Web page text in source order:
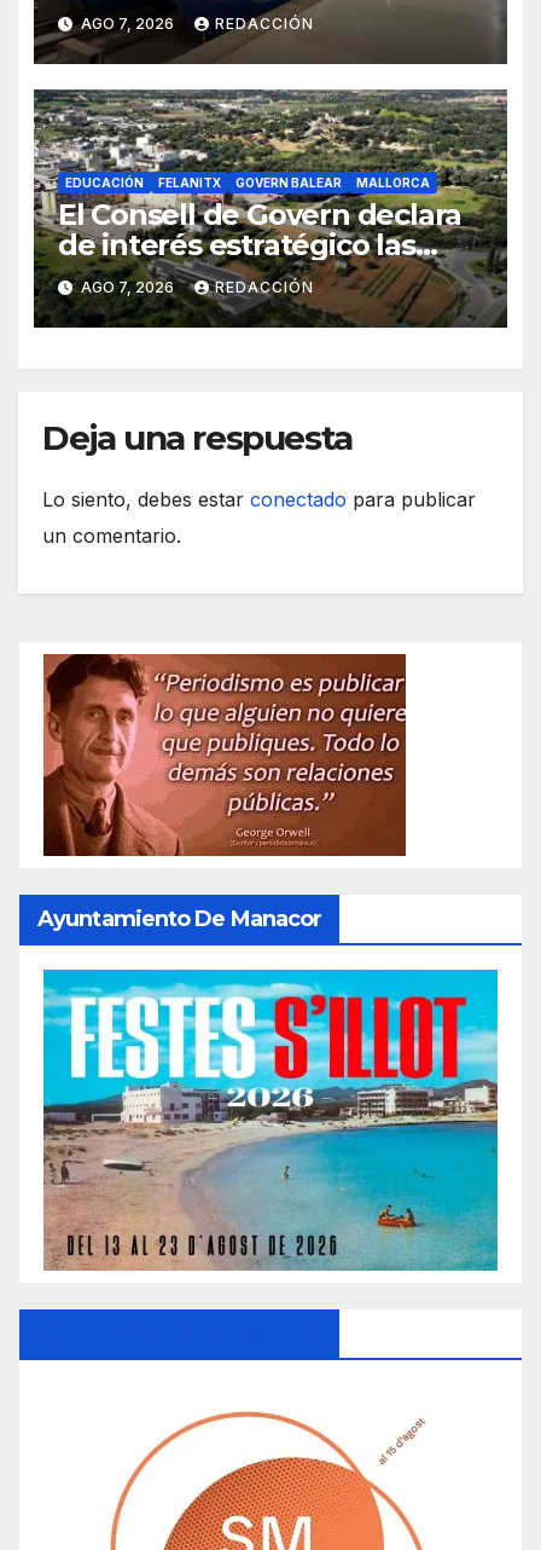
AGO 7, 2026 REDACCIÓN
EDUCACIÓN FELANITX GOVERN BALEAR MALLORCA
El Consell de Govern declara
de interés estratégico las
obras de acceso al nuevo
CEIP de Felanitx
AGO 7, 2026 REDACCIÓN
Deja una respuesta
Lo siento, debes estar conectado para publicar
un comentario.
Ayuntamiento De Manacor